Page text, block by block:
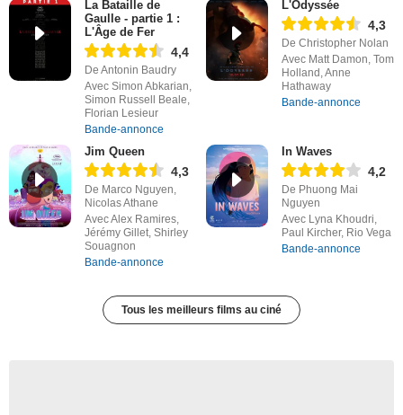
La Bataille de
Gaulle - partie 1 :
L'Âge de Fer
4,4
De Antonin Baudry
Avec Simon Abkarian,
Simon Russell Beale,
Florian Lesieur
Bande-annonce
L'Odyssée
4,3
De Christopher Nolan
Avec Matt Damon, Tom
Holland, Anne
Hathaway
Bande-annonce
Jim Queen
4,3
De Marco Nguyen,
Nicolas Athane
Avec Alex Ramires,
Jérémy Gillet, Shirley
Souagnon
Bande-annonce
In Waves
4,2
De Phuong Mai
Nguyen
Avec Lyna Khoudri,
Paul Kircher, Rio Vega
Bande-annonce
Tous les meilleurs films au ciné